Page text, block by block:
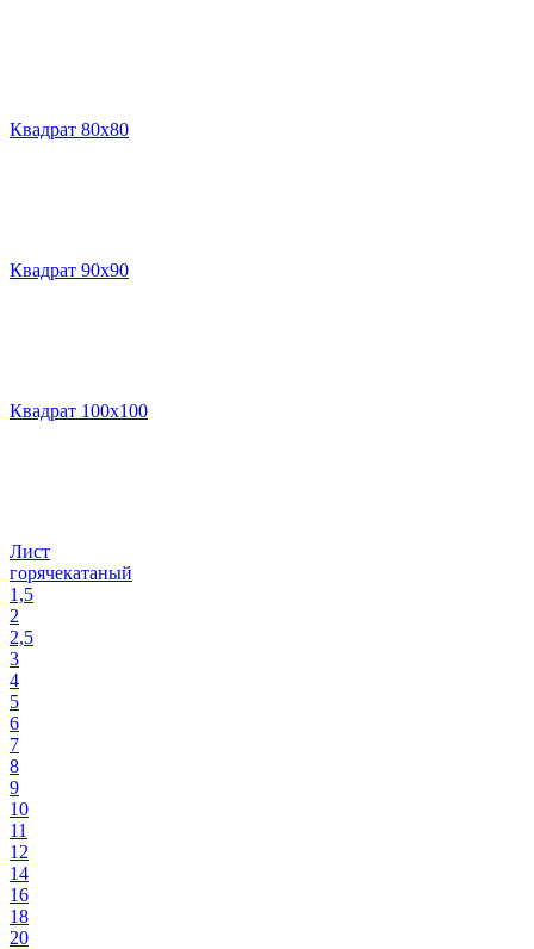
Квадрат 80х80
Квадрат 90х90
Квадрат 100х100
Лист
горячекатаный
1,5
2
2,5
3
4
5
6
7
8
9
10
11
12
14
16
18
20